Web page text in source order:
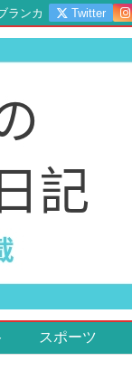
スポーツ
ランカ Twitter